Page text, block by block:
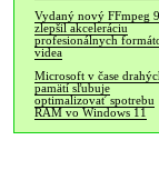
Vydaný nový FFmpeg
zlepšil akceleráciu
profesionálnych
videa
Microsoft v čase
pamätí sľubuje
optimalizovať spotrebu
RAM vo Windows 11